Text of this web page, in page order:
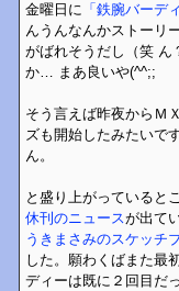
金曜日に 「鉄腕バーデ
んうんなんかストーリ
がばれそうだし（笑 ん
か… まあ良いや(^^;;
そう言えば昨夜からＭ
ズも開始したみたいで
ん。
と盛り上がっていると
休刊のニュースが出て
うきまさみのスケッチ
した。願わくばまた最
ディーは既に２回目だ